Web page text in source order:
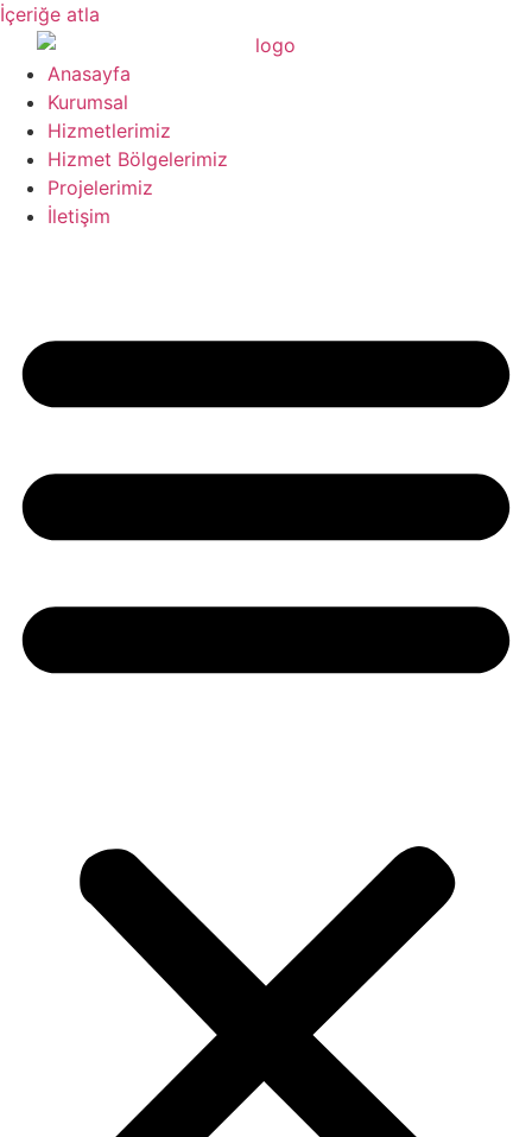
İçeriğe atla
Anasayfa
Kurumsal
Hizmetlerimiz
Hizmet Bölgelerimiz
Projelerimiz
İletişim